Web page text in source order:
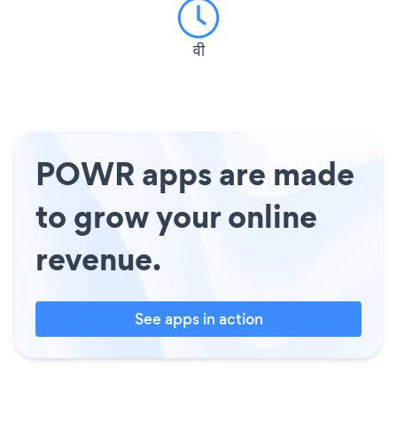
वी
POWR apps are made
to grow your online
revenue.
See apps in action